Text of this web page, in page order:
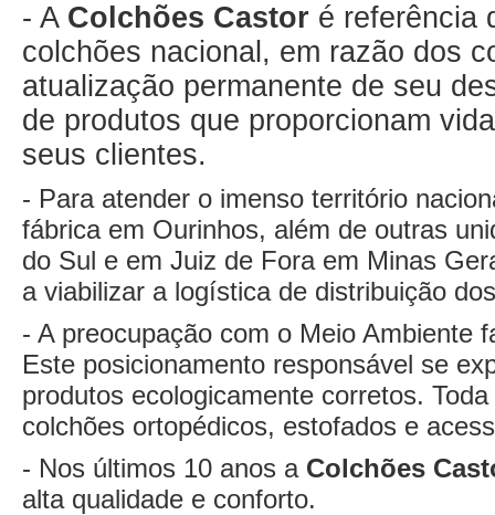
- A Colchões Castor é referência
colchões nacional, em razão dos
atualização permanente de seu
de produtos que proporcionam
seus clientes.
- Para atender o imenso território
fábrica em Ourinhos, além de outras
do Sul e em Juiz de Fora em Minas
a viabilizar a logística de distribuição
- A preocupação com o Meio Ambiente
Este posicionamento responsável se
produtos ecologicamente corretos.
colchões ortopédicos, estofados e
- Nos últimos 10 anos a Colchões
alta qualidade e conforto.